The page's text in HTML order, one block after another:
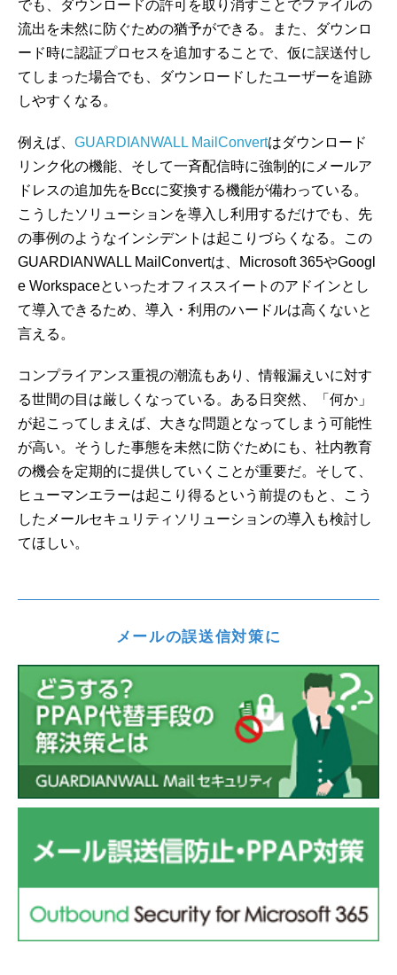
でも、ダウンロードの許可を取り消すことでファイルの
流出を未然に防ぐための猶予ができる。また、ダウンロ
ード時に認証プロセスを追加することで、仮に誤送付し
てしまった場合でも、ダウンロードしたユーザーを追跡
しやすくなる。
例えば、 GUARDIANWALL MailConvertはダウンロード
リンク化の機能、そして一斉配信時に強制的にメールア
ドレスの追加先をBccに変換する機能が備わっている。
こうしたソリューションを導入し利用するだけでも、先
の事例のようなインシデントは起こりづらくなる。この
GUARDIANWALL MailConvertは、Microsoft 365やGoogl
e Workspaceといったオフィススイートのアドインとし
て導入できるため、導入・利用のハードルは高くないと
言える。
コンプライアンス重視の潮流もあり、情報漏えいに対す
る世間の目は厳しくなっている。ある日突然、「何か」
が起こってしまえば、大きな問題となってしまう可能性
が高い。そうした事態を未然に防ぐためにも、社内教育
の機会を定期的に提供していくことが重要だ。そして、
ヒューマンエラーは起こり得るという前提のもと、こう
したメールセキュリティソリューションの導入も検討し
てほしい。
メールの誤送信対策に